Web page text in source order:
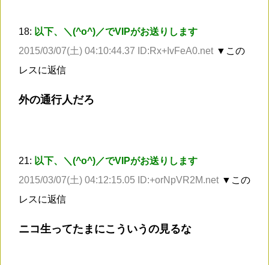
18: 以下、＼(^o^)／でVIPがお送りします
2015/03/07(土) 04:10:44.37 ID:Rx+IvFeA0.net ▼この
レスに返信
外の通行人だろ
21: 以下、＼(^o^)／でVIPがお送りします
2015/03/07(土) 04:12:15.05 ID:+orNpVR2M.net ▼この
レスに返信
ニコ生ってたまにこういうの見るな